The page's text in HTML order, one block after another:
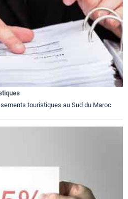
touristiques au Sud du Maroc